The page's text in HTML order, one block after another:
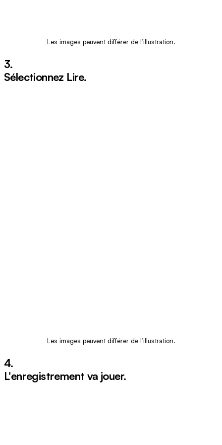
Les images peuvent différer de l’illustration.
3.
Sélectionnez Lire.
Les images peuvent différer de l’illustration.
4.
L'enregistrement va jouer.